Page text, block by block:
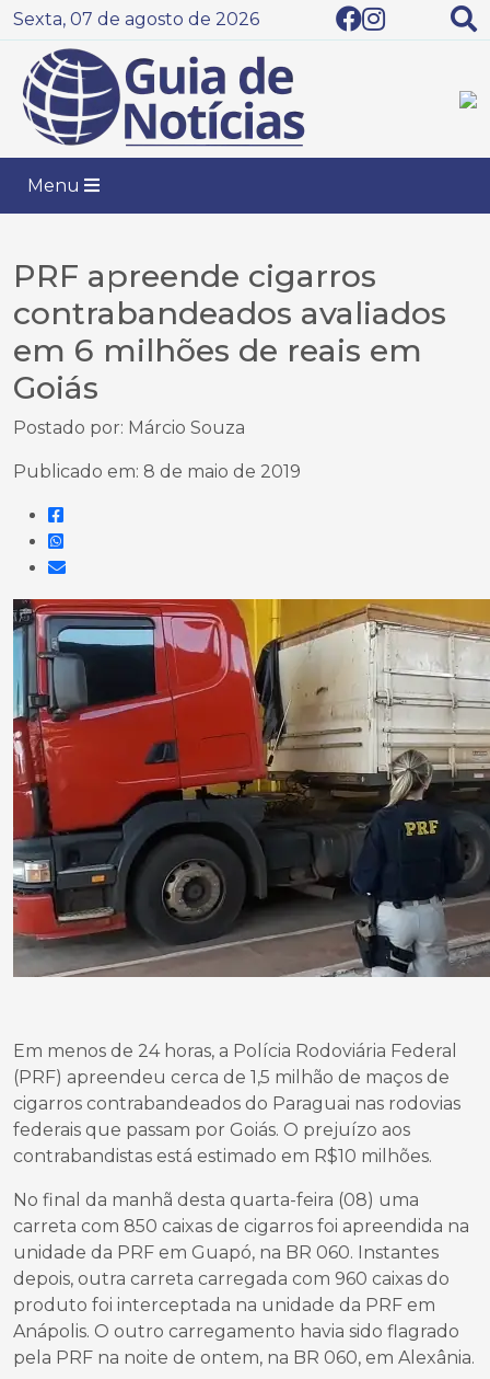
Sexta, 07 de agosto de 2026
Menu
PRF apreende cigarros
contrabandeados avaliados
em 6 milhões de reais em
Goiás
Postado por: Márcio Souza
Publicado em: 8 de maio de 2019
Em menos de 24 horas, a Polícia Rodoviária Federal
(PRF) apreendeu cerca de 1,5 milhão de maços de
cigarros contrabandeados do Paraguai nas rodovias
federais que passam por Goiás. O prejuízo aos
contrabandistas está estimado em R$10 milhões.
No final da manhã desta quarta-feira (08) uma
carreta com 850 caixas de cigarros foi apreendida na
unidade da PRF em Guapó, na BR 060. Instantes
depois, outra carreta carregada com 960 caixas do
produto foi interceptada na unidade da PRF em
Anápolis. O outro carregamento havia sido flagrado
pela PRF na noite de ontem, na BR 060, em Alexânia.